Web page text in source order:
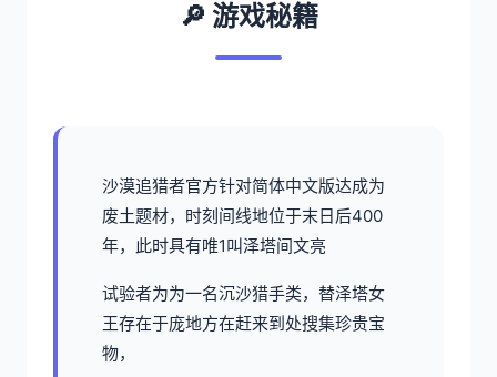
🔎 游戏秘籍
沙漠追猎者官方针对简体中文版达成为
废土题材，时刻间线地位于末日后400
年，此时具有唯1叫泽塔间文亮
试验者为为一名沉沙猎手类，替泽塔女
王存在于庞地方在赶来到处搜集珍贵宝
物，